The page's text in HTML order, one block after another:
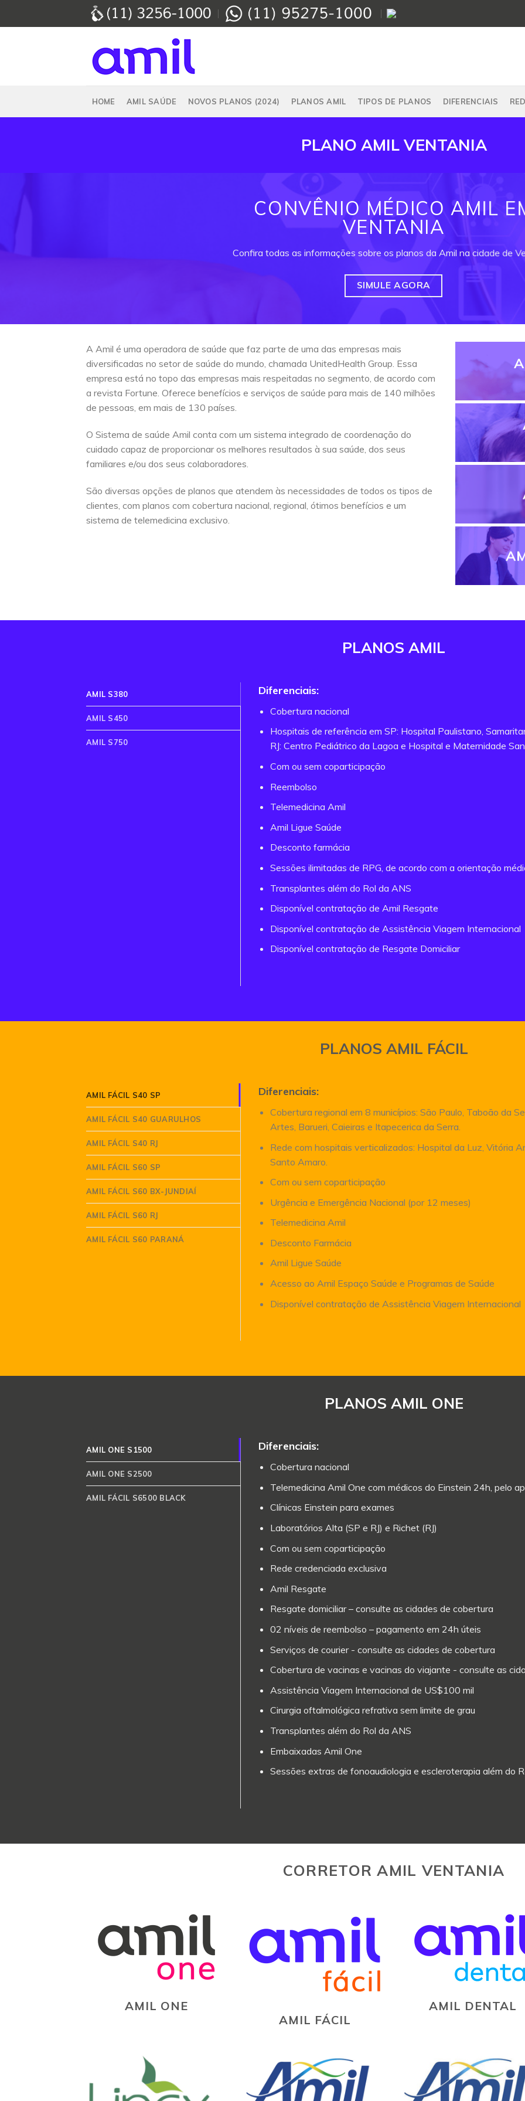
HOME AMIL SAÚDE NOVOS PLANOS (2024) PLANOS AMIL TIPOS DE PLANOS DIFERENCIAIS
PLANO AMIL VENTANIA
CONVÊNIO MÉDICO AMIL
VENTANIA
Confira todas as informações sobre os planos da Amil na cidade de
SIMULE AGORA
A Amil é uma operadora de saúde que faz parte de uma das empresas mais
diversificadas no setor de saúde do mundo, chamada UnitedHealth Group. Essa
empresa está no topo das empresas mais respeitadas no segmento, de acordo com
a revista Fortune. Oferece benefícios e serviços de saúde para mais de 140 milhões
de pessoas, em mais de 130 países.
O Sistema de saúde Amil conta com um sistema integrado de coordenação do
cuidado capaz de proporcionar os melhores resultados à sua saúde, dos seus
familiares e/ou dos seus colaboradores.
São diversas opções de planos que atendem às necessidades de todos os tipos de
clientes, com planos com cobertura nacional, regional, ótimos benefícios e um
sistema de telemedicina exclusivo.
PLANOS AMIL
AMIL S380
AMIL S450
AMIL S750
Diferenciais:
Cobertura nacional
Hospitais de referência em SP: Hospital Paulistano,
RJ: Centro Pediátrico da Lagoa e Hospital e Maternidade
Com ou sem coparticipação
Reembolso
Telemedicina Amil
Amil Ligue Saúde
Desconto farmácia
Sessões ilimitadas de RPG, de acordo com a orientação
Transplantes além do Rol da ANS
Disponível contratação de Amil Resgate
Disponível contratação de Assistência Viagem Internacional
Disponível contratação de Resgate Domiciliar
PLANOS AMIL FÁCIL
AMIL FÁCIL S40 SP
AMIL FÁCIL S40 GUARULHOS
AMIL FÁCIL S40 RJ
AMIL FÁCIL S60 SP
AMIL FÁCIL S60 BX-JUNDIAÍ
AMIL FÁCIL S60 RJ
AMIL FÁCIL S60 PARANÁ
Diferenciais:
Cobertura regional em 8 municípios: São Paulo, Taboão da
Artes, Barueri, Caieiras e Itapecerica da Serra.
Rede com hospitais verticalizados: Hospital da Luz, Vitória
Santo Amaro.
Com ou sem coparticipação
Urgência e Emergência Nacional (por 12 meses)
Telemedicina Amil
Desconto Farmácia
Amil Ligue Saúde
Acesso ao Amil Espaço Saúde e Programas de Saúde
Disponível contratação de Assistência Viagem Internacional
PLANOS AMIL ONE
AMIL ONE S1500
AMIL ONE S2500
AMIL FÁCIL S6500 BLACK
Diferenciais:
Cobertura nacional
Telemedicina Amil One com médicos do Einstein 24h, pelo
Clínicas Einstein para exames
Laboratórios Alta (SP e RJ) e Richet (RJ)
Com ou sem coparticipação
Rede credenciada exclusiva
Amil Resgate
Resgate domiciliar – consulte as cidades de cobertura
02 níveis de reembolso – pagamento em 24h úteis
Serviços de courier - consulte as cidades de cobertura
Cobertura de vacinas e vacinas do viajante - consulte as
Assistência Viagem Internacional de US$100 mil
Cirurgia oftalmológica refrativa sem limite de grau
Transplantes além do Rol da ANS
Embaixadas Amil One
Sessões extras de fonoaudiologia e escleroterapia além do
CORRETOR AMIL VENTANIA
AMIL ONE
AMIL FÁCIL
AMIL DENTAL